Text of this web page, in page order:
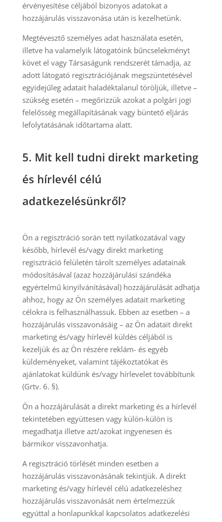
érvényesítése céljából bizonyos adatokat a
hozzájárulás visszavonása után is kezelhetünk.
Megtévesztő személyes adat használata esetén,
illetve ha valamelyik látogatóink bűncselekményt
követ el vagy Társaságunk rendszerét támadja, az
adott látogató regisztrációjának megszüntetésével
egyidejűleg adatait haladéktalanul töröljük, illetve –
szükség esetén – megőrizzük azokat a polgári jogi
felelősség megállapításának vagy büntető eljárás
lefolytatásának időtartama alatt.
5. Mit kell tudni direkt marketing
és hírlevél célú
adatkezelésünkről?
Ön a regisztráció során tett nyilatkozatával vagy
később, hírlevél és/vagy direkt marketing
regisztráció felületén tárolt személyes adatainak
módosításával (azaz hozzájárulási szándéka
egyértelmű kinyilvánításával) hozzájárulását adhatja
ahhoz, hogy az Ön személyes adatait marketing
célokra is felhasználhassuk. Ebben az esetben – a
hozzájárulás visszavonásáig – az Ön adatait direkt
marketing és/vagy hírlevél küldés céljából is
kezeljük és az Ön részére reklám- és egyéb
küldeményeket, valamint tájékoztatókat és
ajánlatokat küldünk és/vagy hírlevelet továbbítunk
(Grtv. 6. §).
Ön a hozzájárulását a direkt marketing és a hírlevél
tekintetében együttesen vagy külön-külön is
megadhatja illetve azt/azokat ingyenesen és
bármikor visszavonhatja.
A regisztráció törlését minden esetben a
hozzájárulás visszavonásának tekintjük. A direkt
marketing és/vagy hírlevél célú adatkezeléshez
hozzájárulás visszavonását nem értelmezzük
egyúttal a honlapunkkal kapcsolatos adatkezelési